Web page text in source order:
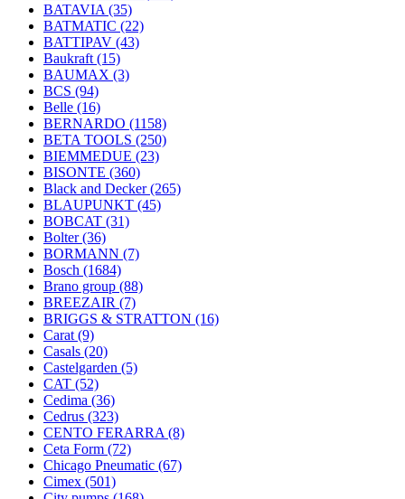
BATAVIA (35)
BATMATIC (22)
BATTIPAV (43)
Baukraft (15)
BAUMAX (3)
BCS (94)
Belle (16)
BERNARDO (1158)
BETA TOOLS (250)
BIEMMEDUE (23)
BISONTE (360)
Black and Decker(265)
BLAUPUNKT (45)
BOBCAT (31)
Bolter(36)
BORMANN (7)
Bosch (1684)
Brano group (88)
BREEZAIR (7)
BRIGGS & STRATTON (16)
Carat (9)
Casals (20)
Castelgarden (5)
CAT (52)
Cedima (36)
Cedrus (323)
CENTO FERARRA (8)
Ceta Form (72)
Chicago Pneumatic (67)
Cimex (501)